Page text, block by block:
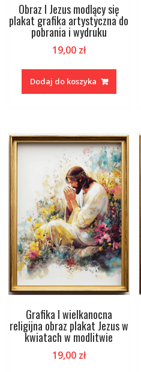
Obraz I Jezus modlący się
plakat grafika artystyczna do
pobrania i wydruku
19,00 zł
Dodaj do koszyka
Grafika I wielkanocna
religijna obraz plakat Jezus w
kwiatach w modlitwie
19,00 zł